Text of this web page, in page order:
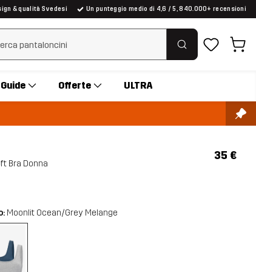
& qualità Svedesi Un punteggio medio di 4,6 / 5, 840.000+ recensioni
ricerca
Guide Offerte ULTRA
Bra Donna
35 €
Moonlit Ocean/Grey Melange